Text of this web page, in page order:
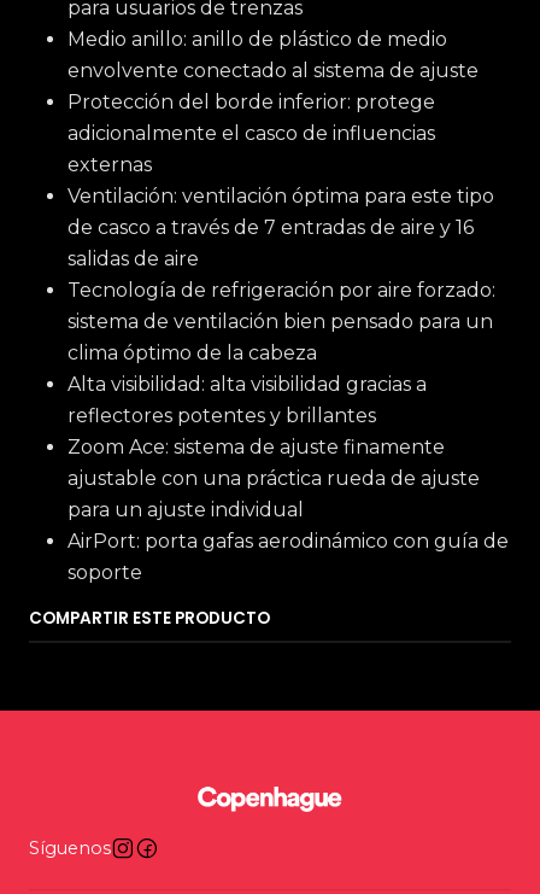
para usuarios de trenzas
Medio anillo: anillo de plástico de medio
envolvente conectado al sistema de ajuste
Protección del borde inferior: protege
adicionalmente el casco de influencias
externas
Ventilación: ventilación óptima para este tipo
de casco a través de 7 entradas de aire y 16
salidas de aire
Tecnología de refrigeración por aire forzado:
sistema de ventilación bien pensado para un
clima óptimo de la cabeza
Alta visibilidad: alta visibilidad gracias a
reflectores potentes y brillantes
Zoom Ace: sistema de ajuste finamente
ajustable con una práctica rueda de ajuste
para un ajuste individual
AirPort: porta gafas aerodinámico con guía de
soporte
COMPARTIR ESTE PRODUCTO
Síguenos